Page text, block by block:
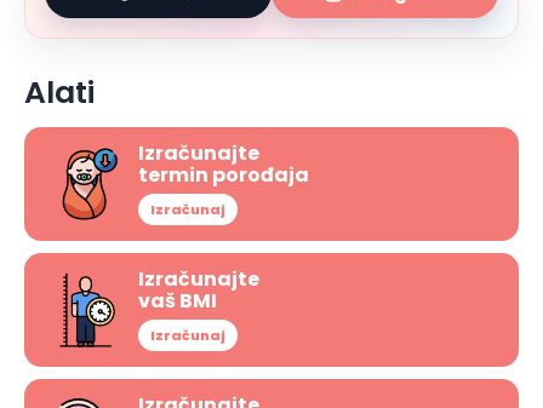
Alati
Izračunajte
termin porođaja
Izračunaj
Izračunajte
vaš BMI
Izračunaj